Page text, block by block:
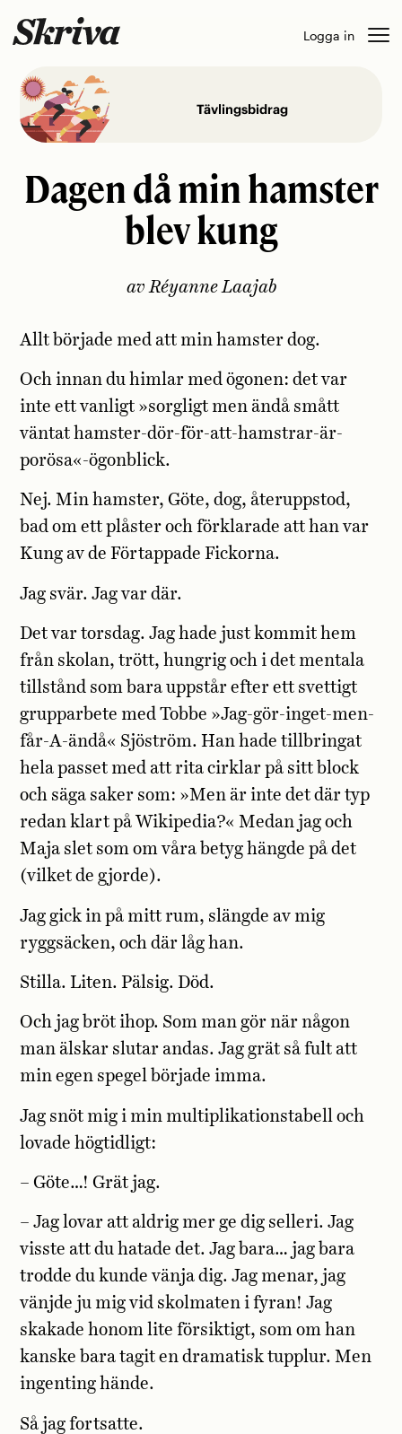
to
Logga in
Tävlingsbidrag
Dagen då min hamster
blev kung
av Réyanne Laajab
Allt började med att min hamster dog.
Och innan du himlar med ögonen: det var
inte ett vanligt »sorgligt men ändå smått
väntat hamster-dör-för-att-hamstrar-är-
porösa«-ögonblick.
Nej. Min hamster, Göte, dog, återuppstod,
bad om ett plåster och förklarade att han var
Kung av de Förtappade Fickorna.
Jag svär. Jag var där.
Det var torsdag. Jag hade just kommit hem
från skolan, trött, hungrig och i det mentala
tillstånd som bara uppstår efter ett svettigt
grupparbete med Tobbe »Jag-gör-inget-men-
får-A-ändå« Sjöström. Han hade tillbringat
hela passet med att rita cirklar på sitt block
och säga saker som: »Men är inte det där typ
redan klart på Wikipedia?« Medan jag och
Maja slet som om våra betyg hängde på det
(vilket de gjorde).
Jag gick in på mitt rum, slängde av mig
ryggsäcken, och där låg han.
Stilla. Liten. Pälsig. Död.
Och jag bröt ihop. Som man gör när någon
man älskar slutar andas. Jag grät så fult att
min egen spegel började imma.
Jag snöt mig i min multiplikationstabell och
lovade högtidligt:
– Göte…! Grät jag.
– Jag lovar att aldrig mer ge dig selleri. Jag
visste att du hatade det. Jag bara… jag bara
trodde du kunde vänja dig. Jag menar, jag
vänjde ju mig vid skolmaten i fyran! Jag
skakade honom lite försiktigt, som om han
kanske bara tagit en dramatisk tupplur. Men
ingenting hände.
Så jag fortsatte.